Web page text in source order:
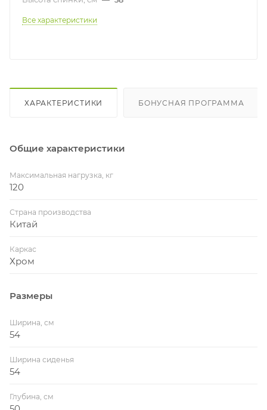
Все характеристики
ХАРАКТЕРИСТИКИ БОНУСНАЯ ПРОГРАММА
Общие характеристики
Максимальная нагрузка, кг
120
Страна производства
Китай
Каркас
Хром
Размеры
Ширина, см
54
Ширина сиденья
54
Глубина, см